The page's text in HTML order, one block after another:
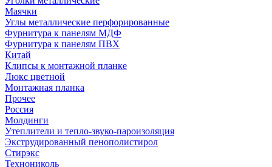
Маячки
Углы металлические перфорированные
Фурнитура к панелям МДФ
Фурнитура к панелям ПВХ
Китай
Клипсы к монтажной планке
Люкс цветной
Монтажная планка
Прочее
Россия
Молдинги
Утеплители и тепло-звуко-пароизоляция
Экструдированный пенополистирол
Стирэкс
Технониколь